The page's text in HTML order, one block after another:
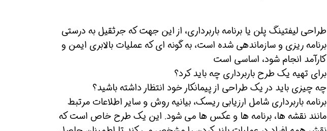
طراحی لیفتینگ پلن یا برنامه باربرداری، از این جهت که جرثقیل به درستی
برنامه ریزی و سازماندهی شده است، به گونه ای که عملیات بالابری ایمن و
کارآمد انجام شود، اساسی است
برای تهیه یک طرح باربرداری چه باید کرد؟
چه چیزی باید در یک طراحی از پیمانکار خود انتظار داشته باشید؟
برنامه باربرداری شامل ارزیابی ریسک، بیانیه روش و سایر اطلاعات مرتبط
مانند نقشه ها، برنامه ها و عکس ها می شود. این یک طرح خاص است که